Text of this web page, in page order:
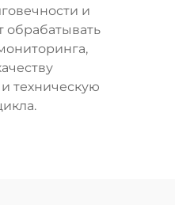
и
обрабатывать
техническую